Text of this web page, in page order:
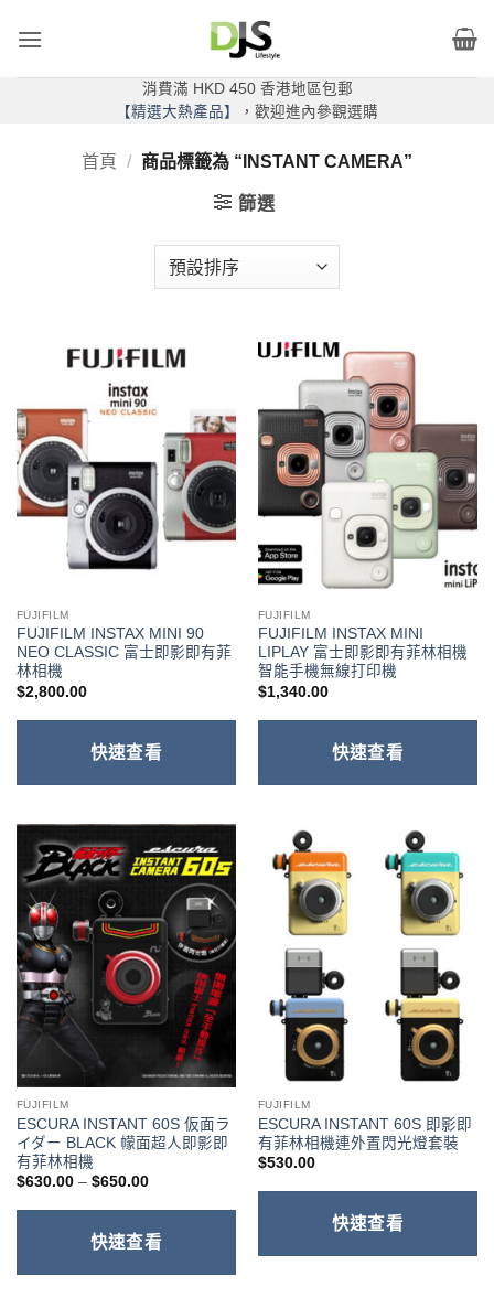
消費滿 HKD 450 香港地區包郵
【精選大熱產品】
，歡迎進內參觀選購
首頁 / 商品標籤為 “INSTANT CAMERA”
篩選
FUJIFILM
FUJIFILM INSTAX MINI 90
NEO CLASSIC 富士即影即有菲
林相機
$2,800.00
快速查看
FUJIFILM
FUJIFILM INSTAX MINI
LIPLAY 富士即影即有菲林相機
智能手機無線打印機
$1,340.00
快速查看
FUJIFILM
ESCURA INSTANT 60S 仮面ラ
イダー BLACK 幪面超人即影即
有菲林相機
$630.00 – $650.00價
範
$630.00
到
快速查看
FUJIFILM
ESCURA INSTANT 60S 即影即
有菲林相機連外置閃光燈套裝
$530.00
快速查看